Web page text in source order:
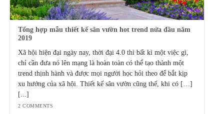
Tổng hợp mẫu thiết kế sân vườn hot trend nửa đầu năm
2019
Xã hội hiện đại ngày nay, thời đại 4.0 thì bất kì một việc gì,
chỉ cần đưa nó lên mạng là hoàn toàn có thể tạo thành một
trend thịnh hành và được mọi người học hỏi theo để bắt kịp
xu hướng của xã hội. Thiết kế sân vườn cũng thế, khi có […]
[...]
2 COMMENTS